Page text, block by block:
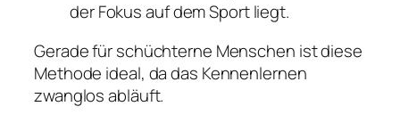
der Fokus auf dem Sport liegt.
Gerade für schüchterne Menschen ist diese
Methode ideal, da das Kennenlernen
zwanglos abläuft.